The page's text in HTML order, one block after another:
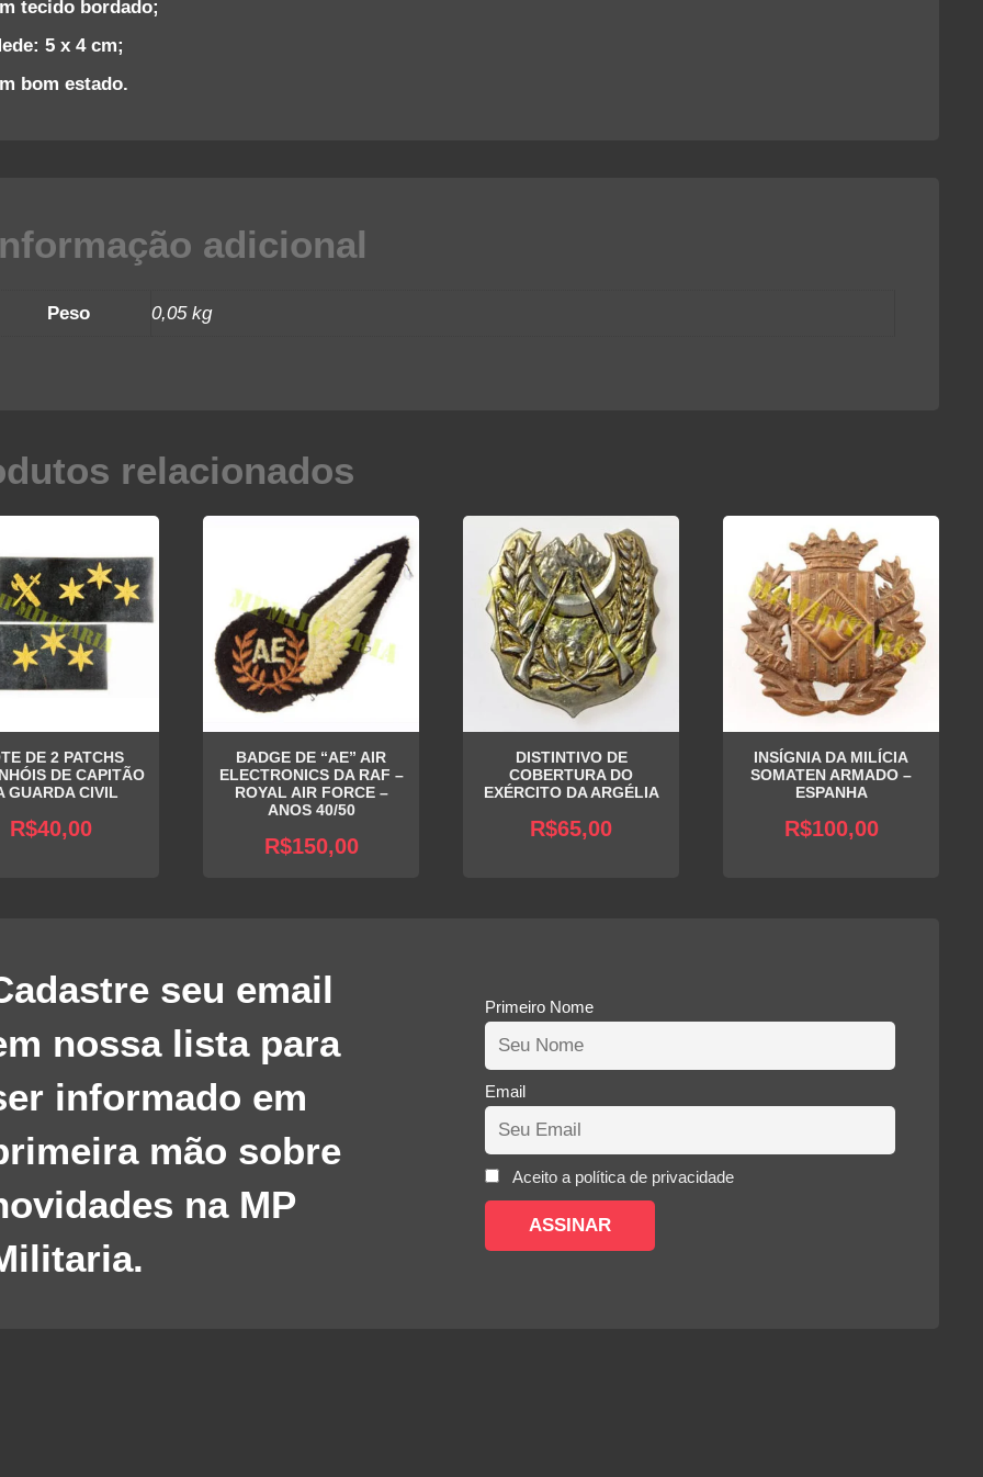
tecido bordado;
5 x 4 cm;
bom estado.
adicional
Peso 0,05 kg
relacionados
DE 2 PATCHS
DE CAPITÃO
GUARDA CIVIL
R$40,00
BADGE DE “AE” AIR
ELECTRONICS DA RAF –
ROYAL AIR FORCE –
ANOS 40/50
R$150,00
DISTINTIVO DE
COBERTURA DO
EXÉRCITO DA ARGÉLIA
R$65,00
INSÍGNIA DA MILÍCIA
SOMATEN ARMADO –
ESPANHA
R$100,00
seu email
nossa lista para
informado em
mão sobre
na MP
Primeiro Nome
Email
Aceito a política de privacidade